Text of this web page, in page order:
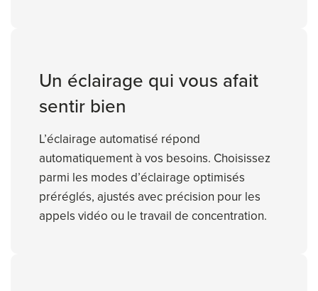
Un éclairage qui vous afait
sentir bien
L’éclairage automatisé répond
automatiquement à vos besoins. Choisissez
parmi les modes d’éclairage optimisés
préréglés, ajustés avec précision pour les
appels vidéo ou le travail de concentration.